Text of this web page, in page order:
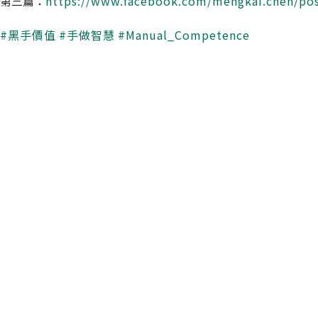
#黑手價值 #手做智慧 #Manual_Competence